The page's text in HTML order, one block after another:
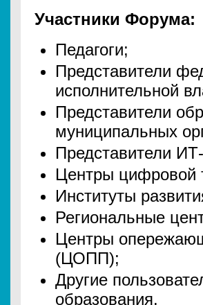
Участники Форума:
Педагоги;
Представители
исполнительной
Представители
муниципальных
Представители
Центры цифровой
Институты
Региональные
Центры
(ЦОПП);
Другие
образования.